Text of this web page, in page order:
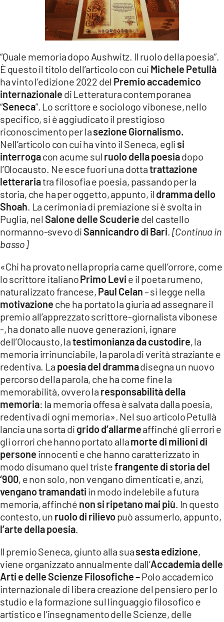
COSENZACHANNEL.IT
ILVIBONESE.IT
LACAPITALENEWS.IT
App
ANDROID
APPLE
“Quale memoria dopo Aushwitz. Il ruolo della poesia”.
È questo il titolo dell’articolo con cui Michele Petullà
ha vinto l’edizione 2022 del Premio accademico
internazionale di Letteratura contemporanea
“Seneca”. Lo scrittore e sociologo vibonese, nello
specifico, si è aggiudicato il prestigioso
riconoscimento per lasezione Giornalismo.
Nell’articolo con cui ha vinto il Seneca, egli si
interrogacon acume sul ruolo della poesiadopo
l’Olocausto. Ne esce fuori una dottatrattazione
letterariatra filosofia e poesia, passando per la
storia, che ha per oggetto, appunto, il dramma dello
Shoah . La cerimonia di premiazione si è svolta in
Puglia, nel Salone delle Scuderie del castello
normanno-svevo diSannicandro di Bari [Continua in
basso]
«Chi ha provato nella propria carne quell’orrore, come
lo scrittore italianoPrimo Levi e il poeta rumeno,
naturalizzato francese, Paul Celan– si legge nella
motivazione che ha portato la giuria ad assegnare il
premio all’apprezzato scrittore-giornalista vibonese
-, ha donato alle nuove generazioni, ignare
dell’Olocausto, latestimonianza da custodire, la
memoria irrinunciabile, la parola di verità straziante e
redentiva. La poesia del drammadisegna un nuovo
percorso della parola, che ha come fine la
memorabilità, ovvero la responsabilità della
memoria: la memoria offesa è salvata dalla poesia,
redentiva di ogni memoria». Nel suo articolo Petullà
lancia una sorta di grido d’allarmeaffinché gli errori e
gli orrori che hanno portato allamorte di milioni di
persone innocenti e che hanno caratterizzato in
modo disumano quel tristefrangente di storia del
‘900, e non solo, non vengano dimenticati e, anzi,
vengano tramandati in modo indelebile a futura
memoria, affinché non si ripetano mai più . In questo
contesto, un ruolo di rilievopuò assumerlo, appunto,
l’arte della poesia
Il premio Seneca, giunto alla suasesta edizione,
viene organizzato annualmente dall’Accademia delle
Arti e delle Scienze Filosofiche –Polo accademico
internazionale di libera creazione del pensiero per lo
studio e la formazione sul linguaggio filosofico e
artistico e l’insegnamento delle Scienze, delle